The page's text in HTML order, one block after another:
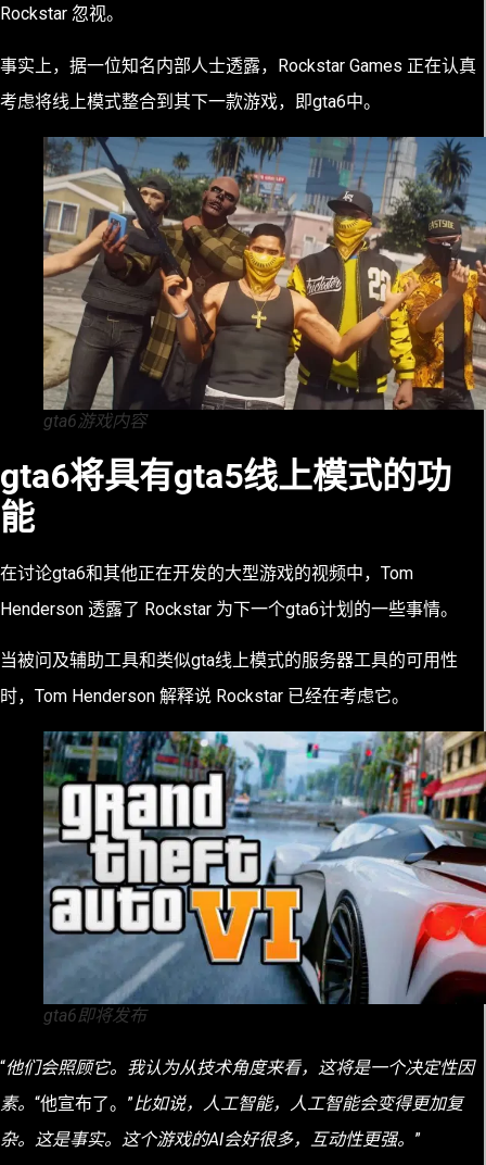
Rockstar 忽视。
事实上，据一位知名内部人士透露，Rockstar Games 正在认真
考虑将线上模式整合到其下一款游戏，即gta6中。
gta6游戏内容
gta6将具有gta5线上模式的功
能
在讨论gta6和其他正在开发的大型游戏的视频中，Tom
Henderson 透露了 Rockstar 为下一个gta6计划的一些事情。
当被问及辅助工具和类似gta线上模式的服务器工具的可用性
时，Tom Henderson 解释说 Rockstar 已经在考虑它。
gta6即将发布
“他们会照顾它。我认为从技术角度来看，这将是一个决定性因
素。 “他宣布了。”比如说，人工智能，人工智能会变得更加复
杂。这是事实。这个游戏的AI会好很多，互动性更强。 ”